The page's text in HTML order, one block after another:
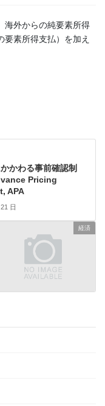
海外からの純要素所得
素所得支払）を加え
かわる事前確認制
Pricing
APA
日
経済